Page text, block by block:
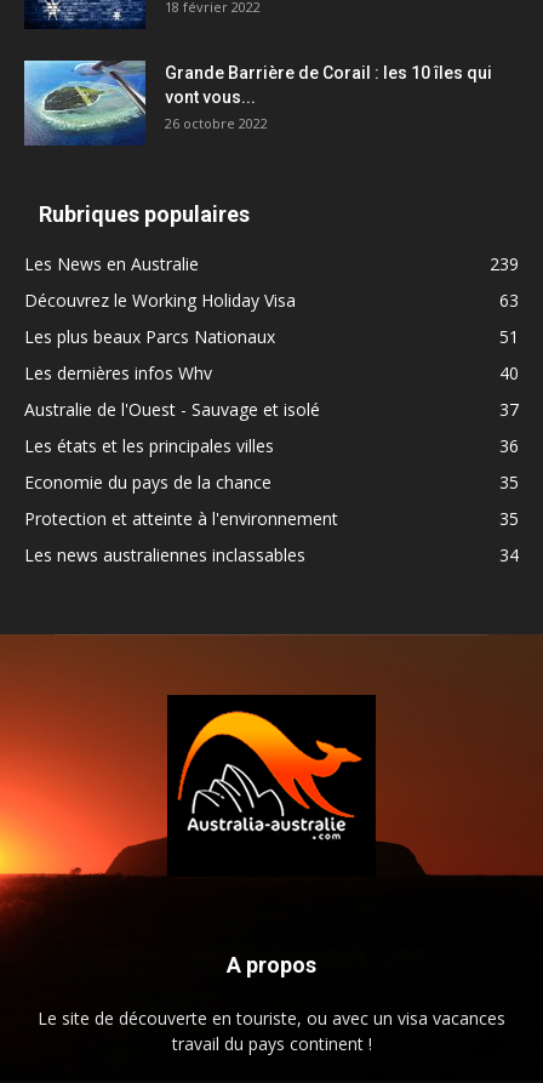
18 février 2022
Grande Barrière de Corail : les 10 îles qui
vont vous...
26 octobre 2022
Rubriques populaires
Les News en Australie
239
Découvrez le Working Holiday Visa
63
Les plus beaux Parcs Nationaux
51
Les dernières infos Whv
40
Australie de l'Ouest - Sauvage et isolé
37
Les états et les principales villes
36
Economie du pays de la chance
35
Protection et atteinte à l'environnement
35
Les news australiennes inclassables
34
A propos
Le site de découverte en touriste, ou avec un visa vacances
travail du pays continent !